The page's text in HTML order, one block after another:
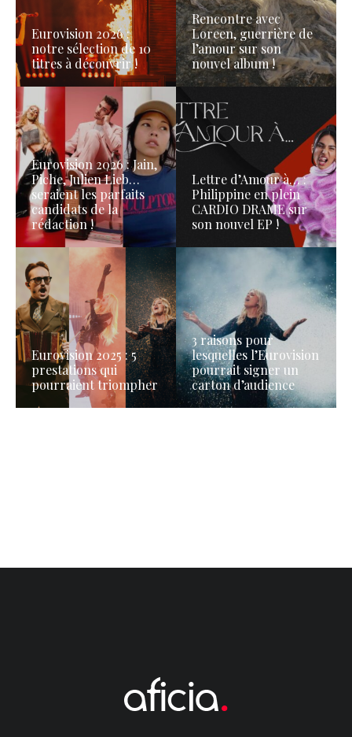
Eurovision 2026 :
notre sélection de 10
titres à découvrir !
Rencontre avec
Loreen, guerrière de
l’amour sur son
nouvel album !
Eurovision 2026 : Jain,
Piche, Julien Lieb…
seraient les parfaits
candidats de la
rédaction !
Lettre d’Amour à… :
Philippine en plein
CARDIO DRAME sur
son nouvel EP !
Eurovision 2025 : 5
prestations qui
pourraient triompher
3 raisons pour
lesquelles l’Eurovision
pourrait signer un
carton d’audience